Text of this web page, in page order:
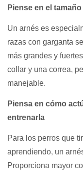
Piense en el
Un arnés es
razas con garganta
más grandes y
collar y una correa,
manejable.
Piensa en cómo
entrenarla
Para los perros que
aprendiendo, un
Proporciona mayor